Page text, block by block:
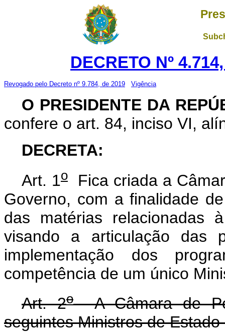
DECRETO Nº
Revogado pelo Decreto nº 9.784, de 2019 Vigência
O PRESIDENTE DA
confere o art. 84, inciso VI,
DECRETA:
Art. 1o Fica criada a
Governo, com a finalidade
das matérias relacionadas
visando a articulação das
implementação dos
competência de um único
Art. 2oA Câmara de
seguintes Ministros de